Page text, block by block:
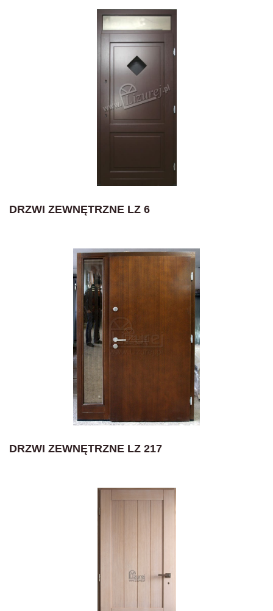
DRZWI ZEWNĘTRZNE LZ 6
DRZWI ZEWNĘTRZNE LZ 217